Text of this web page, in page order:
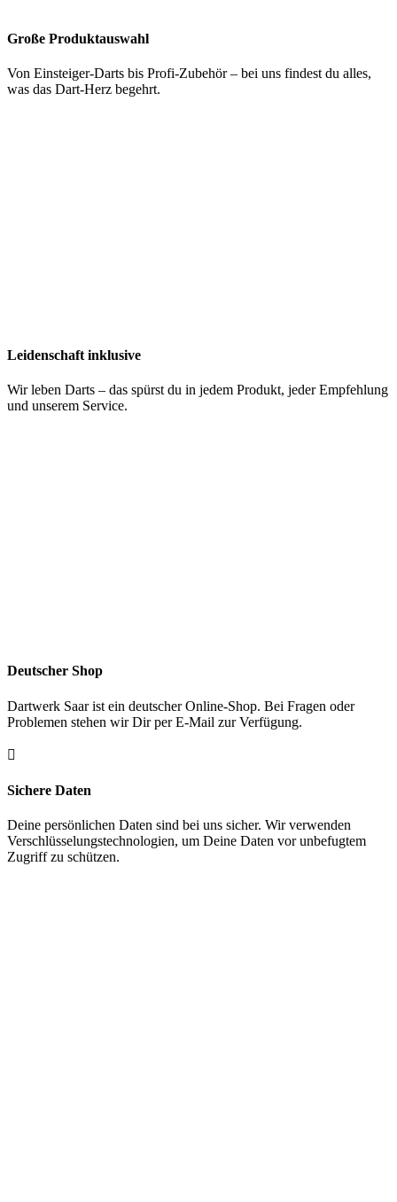
Große Produktauswahl
Von Einsteiger-Darts bis Profi-Zubehör – bei uns findest du alles,
was das Dart-Herz begehrt.
Leidenschaft inklusive
Wir leben Darts – das spürst du in jedem Produkt, jeder Empfehlung
und unserem Service.
Deutscher Shop
Dartwerk Saar ist ein deutscher Online-Shop. Bei Fragen oder
Problemen stehen wir Dir per E-Mail zur Verfügung.

Sichere Daten
Deine persönlichen Daten sind bei uns sicher. Wir verwenden
Verschlüsselungstechnologien, um Deine Daten vor unbefugtem
Zugriff zu schützen.